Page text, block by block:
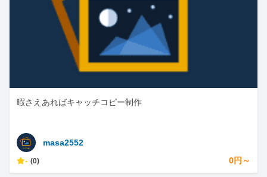
暇さえあればキャッチコピー制作
masa2552
- (0) 0円～